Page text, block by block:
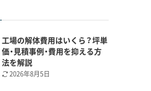
工場の解体費用はいくら？坪単
価・見積事例・費用を抑える方
法を解説
2026年8月5日